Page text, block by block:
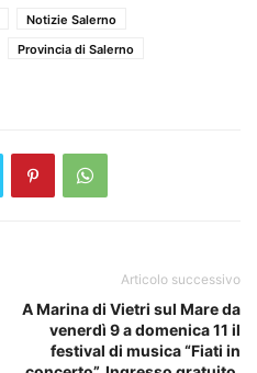
Notizie Salerno
Provincia di Salerno
Articolo successivo
A Marina di Vietri sul Mare da
venerdì 9 a domenica 11 il
festival di musica “Fiati in